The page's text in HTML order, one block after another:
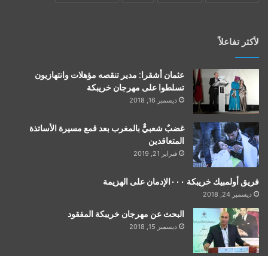
لأكثر تفاعلاً
عثمان أشقرا: مدير تنقصه مؤهلات وانتهازيون
تسلطوا على مهرجان خريبكة
ديسمبر 16, 2018
غضبٌ شعبيٌّ بالمغرب بعد قمع مسيرة الأساتذة
المتعاقدين
فبراير 21, 2019
فريق أولمبيك خريبكة ٠٠٠الإدمان على الهزيمة
ديسمبر 24, 2018
البحث عن مهرجان خريبكة المفقود
ديسمبر 15, 2018